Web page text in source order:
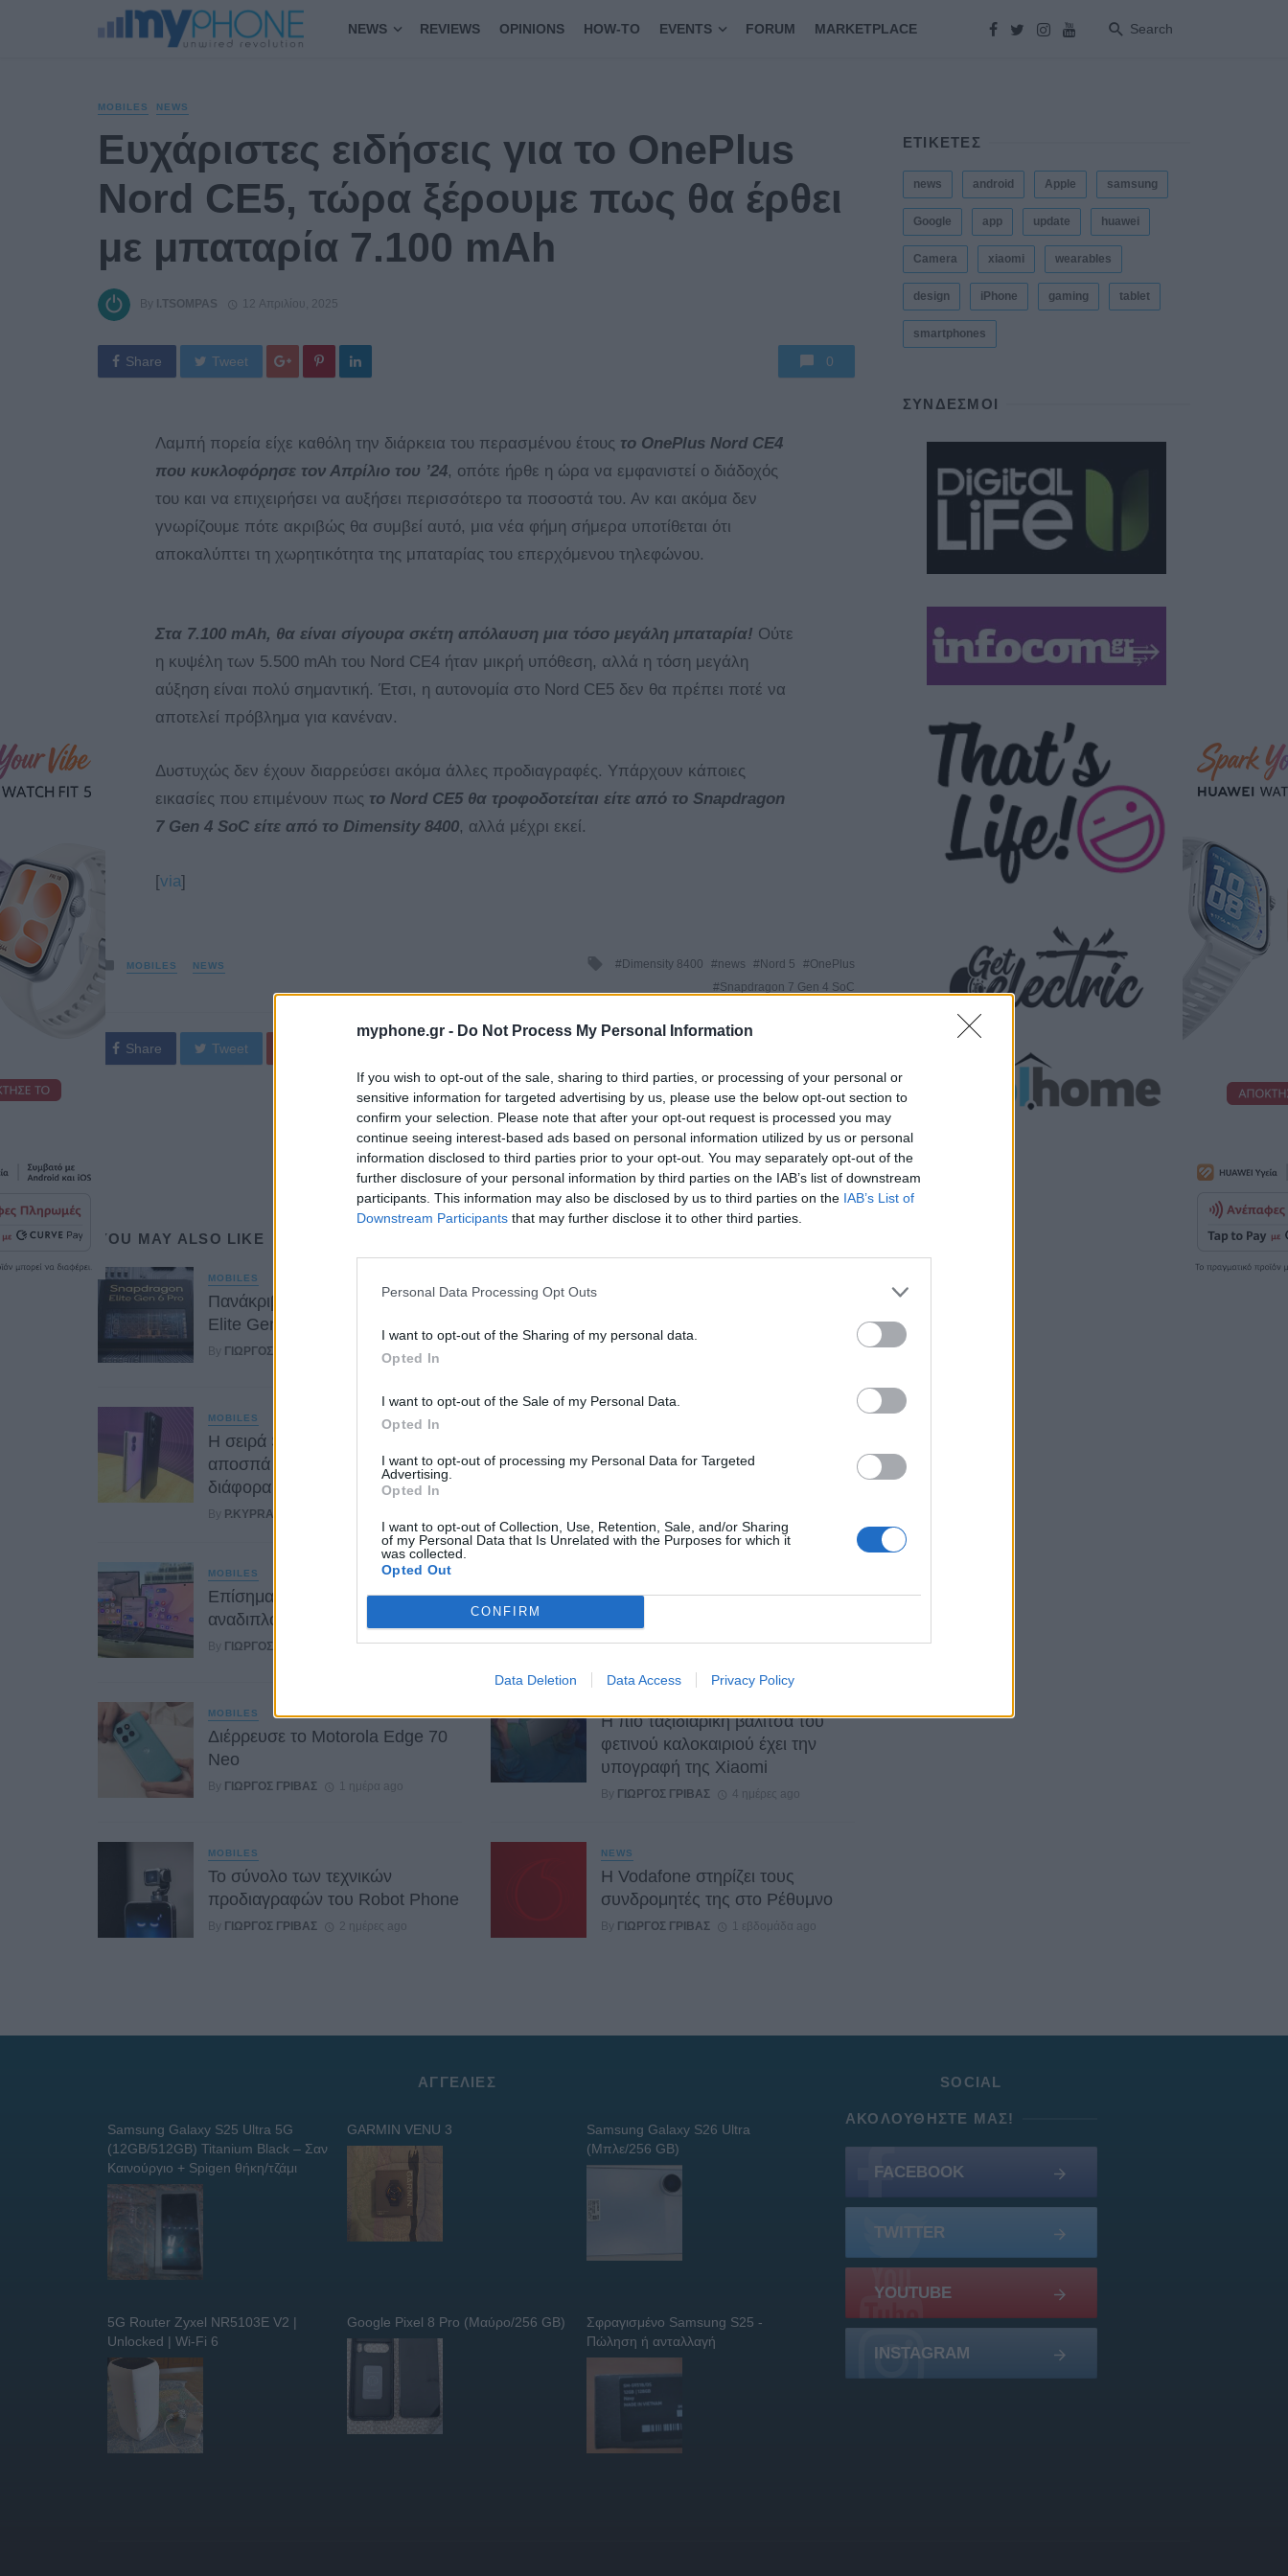
myphone.gr - Do Not Process My Personal Information
If you wish to opt-out of the sale, sharing to third parties, or processing of your personal or
sensitive information for targeted advertising by us, please use the below opt-out section to
confirm your selection. Please note that after your opt-out request is processed you may
continue seeing interest-based ads based on personal information utilized by us or personal
information disclosed to third parties prior to your opt-out. You may separately opt-out of the
further disclosure of your personal information by third parties on the IAB’s list of downstream
participants. This information may also be disclosed by us to third parties on the IAB’s List of
Downstream Participants that may further disclose it to other third parties.
Personal Data Processing Opt Outs
I want to opt-out of the Sharing of my personal data.
Opted In
I want to opt-out of the Sale of my Personal Data.
Opted In
I want to opt-out of processing my Personal Data for Targeted
Advertising.
Opted In
I want to opt-out of Collection, Use, Retention, Sale, and/or Sharing
of my Personal Data that Is Unrelated with the Purposes for which it
was collected.
Opted Out
CONFIRM
Data Deletion Data Access Privacy Policy
NEWS REVIEWS OPINIONS HOW-TO EVENTS FORUM MARKETPLACE Search
MOBILES NEWS
Ευχάριστες ειδήσεις για το OnePlus
Nord CE5, τώρα ξέρουμε πως θα έρθει
με μπαταρία 7.100 mAh
By I.TSOMPAS 12 Απριλίου, 2025
Share Tweet 0
Λαμπή πορεία είχε καθόλη την διάρκεια του περασμένου έτους το OnePlus Nord CE4
που κυκλοφόρησε τον Απρίλιο του ’24, οπότε ήρθε η ώρα να εμφανιστεί ο διάδοχός
του και να επιχειρήσει να αυξήσει περισσότερο τα ποσοστά του. Αν και ακόμα δεν
γνωρίζουμε πότε ακριβώς θα συμβεί αυτό, μια νέα φήμη σήμερα υποτίθεται ότι
αποκαλύπτει τη χωρητικότητα της μπαταρίας του επερχόμενου τηλεφώνου.
Στα 7.100 mAh, θα είναι σίγουρα σκέτη απόλαυση μια τόσο μεγάλη μπαταρία! Ούτε
η κυψέλη των 5.500 mAh του Nord CE4 ήταν μικρή υπόθεση, αλλά η τόση μεγάλη
αύξηση είναι πολύ σημαντική. Έτσι, η αυτονομία στο Nord CE5 δεν θα πρέπει ποτέ να
αποτελεί πρόβλημα για κανέναν.
Δυστυχώς δεν έχουν διαρρεύσει ακόμα άλλες προδιαγραφές. Υπάρχουν κάποιες
εικασίες που επιμένουν πως το Nord CE5 θα τροφοδοτείται είτε από το Snapdragon
7 Gen 4 SoC είτε από το Dimensity 8400, αλλά μέχρι εκεί.
[via]
Posted
in
MOBILES NEWS
Tagged
Dimensity 8400 news Nord 5
OnePlus
Snapdragon 7 Gen 4 SoC
Share Tweet
YOU MAY ALSO LIKE
MOBILES
Πανάκριβος ο Snapdragon 8
Elite Gen 6 Pro
By ΓΙΏΡΓΟΣ ΓΡΊΒΑΣ 5 ώρες ago
MOBILES
Η σειρά Samsung Galaxy Z
αποσπά θετικές κριτικές από
διάφορα media στην Ευρώπη
By P.KYPRAIOS
MOBILES
Επίσημα στοιχεία για τα
αναδιπλούμενα Samsung
By ΓΙΏΡΓΟΣ ΓΡΊΒΑΣ 1 ημέρα ago
MOBILES
Διέρρευσε το Motorola Edge 70
Neo
By ΓΙΏΡΓΟΣ ΓΡΊΒΑΣ 1 ημέρα ago
MOBILES
Το σύνολο των τεχνικών
προδιαγραφών του Robot Phone
By ΓΙΏΡΓΟΣ ΓΡΊΒΑΣ 2 ημέρες ago
“Dune” το Pixel 11 Pro XL
επιστροφή στα smartwatches
ByΓΙΏΡΓΟΣ ΓΡΊΒΑΣ
Η πιο ταξιδιάρικη βαλίτσα του
φετινού καλοκαιριού έχει την
υπογραφή της Xiaomi
By ΓΙΏΡΓΟΣ ΓΡΊΒΑΣ 4 ημέρες ago
NEWS
Η Vodafone στηρίζει τους
συνδρομητές της στο Ρέθυμνο
By ΓΙΏΡΓΟΣ ΓΡΊΒΑΣ 1 εβδομάδα ago
ΕΤΙΚΕΤΕΣ
news android Apple samsung
Google app update huawei
Camera xiaomi wearables
design iPhone gaming tablet
smartphones
ΣΎΝΔΕΣΜΟΙ
ΑΓΓΕΛΊΕΣ
Samsung Galaxy S25 Ultra 5G
(12GB/512GB) Titanium Black – Σαν
Καινούργιο + Spigen θήκη/τζάμι
GARMIN VENU 3
Samsung Galaxy S26 Ultra
(Μπλε/256 GB)
5G Router Zyxel NR5103E V2 |
Unlocked | Wi-Fi 6
Google Pixel 8 Pro (Μαύρο/256 GB)
Σφραγισμένο Samsung S25 -
Πώληση ή ανταλλαγή
SOCIAL
ΑΚΟΛΟΥΘΉΣΤΕ ΜΑΣ!
FACEBOOK
TWITTER
YOUTUBE
INSTAGRAM